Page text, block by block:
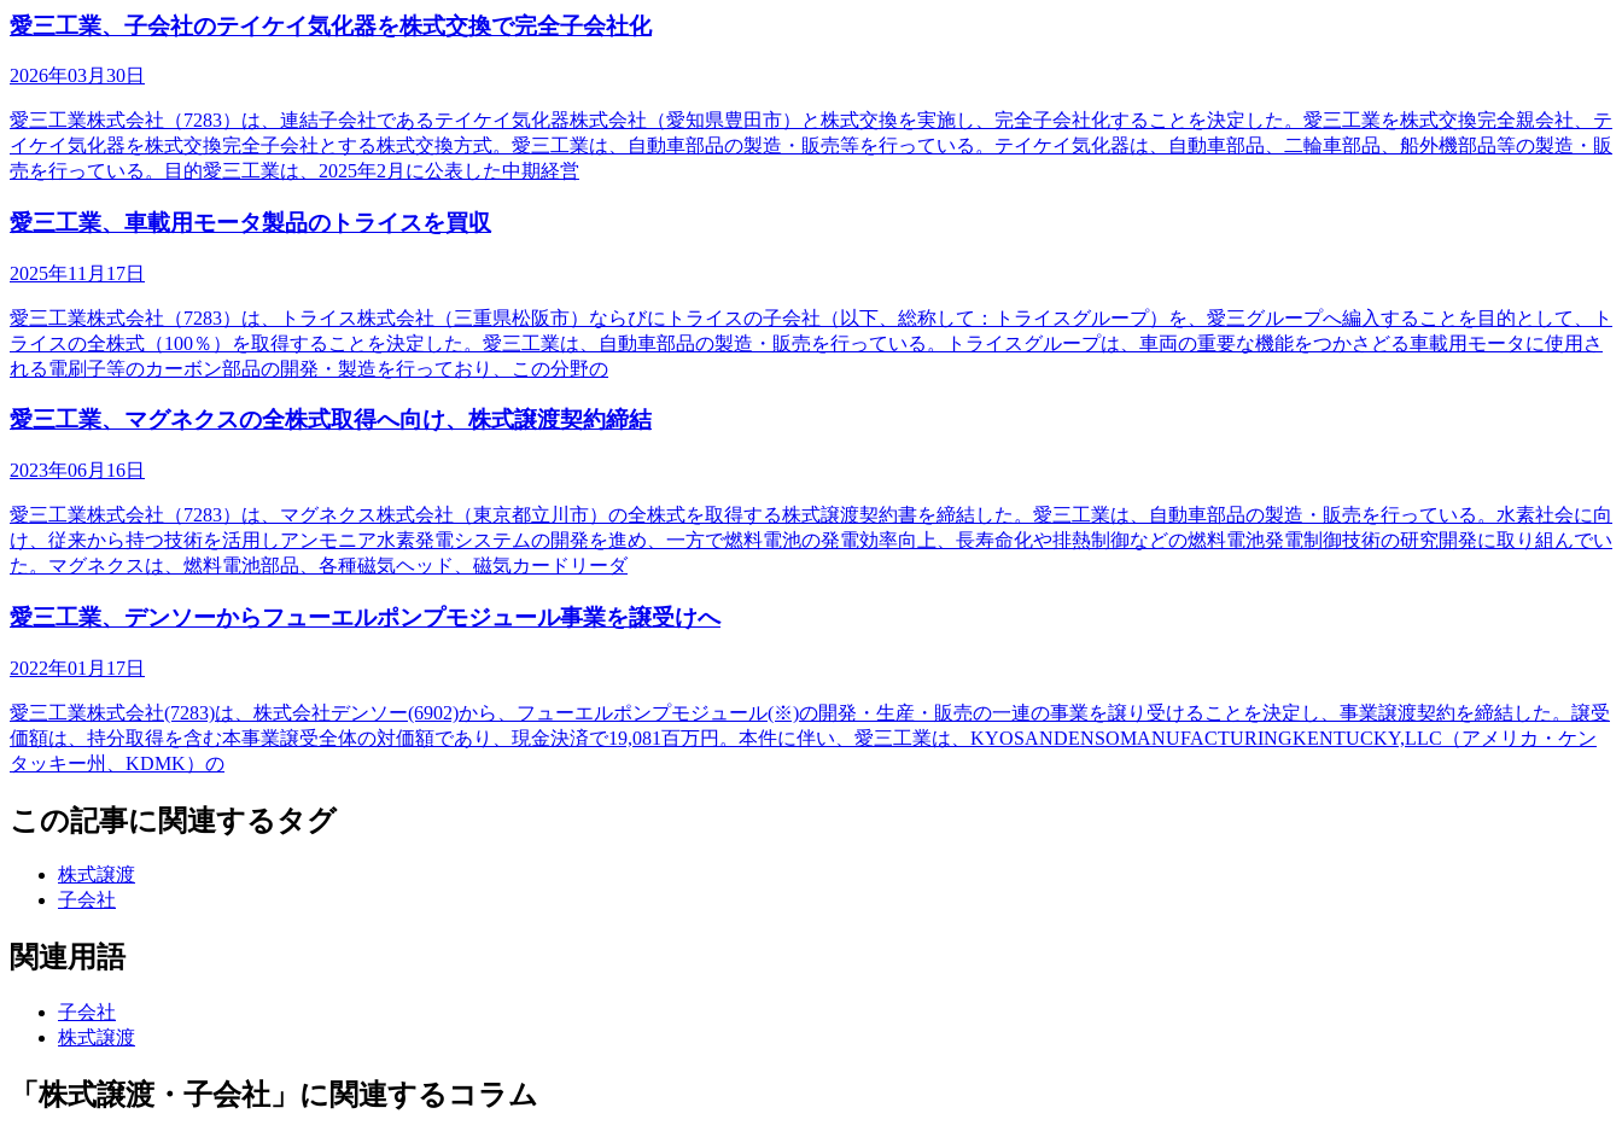
愛三工業、子会社のテイケイ気化器を株式交換で完全子会社化
2026年03月30日
愛三工業株式会社（7283）は、連結子会社であるテイケイ気化器株式会社（愛知県豊田市）と株式交換を実施し、完全子会社化することを決定した。愛三工業を株式交換完全親会社、テ
イケイ気化器を株式交換完全子会社とする株式交換方式。愛三工業は、自動車部品の製造・販売等を行っている。テイケイ気化器は、自動車部品、二輪車部品、船外機部品等の製造・販
売を行っている。目的愛三工業は、2025年2月に公表した中期経営
愛三工業、車載用モータ製品のトライスを買収
2025年11月17日
愛三工業株式会社（7283）は、トライス株式会社（三重県松阪市）ならびにトライスの子会社（以下、総称して：トライスグループ）を、愛三グループへ編入することを目的として、ト
ライスの全株式（100％）を取得することを決定した。愛三工業は、自動車部品の製造・販売を行っている。トライスグループは、車両の重要な機能をつかさどる車載用モータに使用さ
れる電刷子等のカーボン部品の開発・製造を行っており、この分野の
愛三工業、マグネクスの全株式取得へ向け、株式譲渡契約締結
2023年06月16日
愛三工業株式会社（7283）は、マグネクス株式会社（東京都立川市）の全株式を取得する株式譲渡契約書を締結した。愛三工業は、自動車部品の製造・販売を行っている。水素社会に向
け、従来から持つ技術を活用しアンモニア水素発電システムの開発を進め、一方で燃料電池の発電効率向上、長寿命化や排熱制御などの燃料電池発電制御技術の研究開発に取り組んでい
た。マグネクスは、燃料電池部品、各種磁気ヘッド、磁気カードリーダ
愛三工業、デンソーからフューエルポンプモジュール事業を譲受けへ
2022年01月17日
愛三工業株式会社(7283)は、株式会社デンソー(6902)から、フューエルポンプモジュール(※)の開発・生産・販売の一連の事業を譲り受けることを決定し、事業譲渡契約を締結した。譲受
価額は、持分取得を含む本事業譲受全体の対価額であり、現金決済で19,081百万円。本件に伴い、愛三工業は、KYOSANDENSOMANUFACTURINGKENTUCKY,LLC（アメリカ・ケン
タッキー州、KDMK）の
この記事に関連するタグ
株式譲渡
子会社
関連用語
子会社
株式譲渡
「株式譲渡・子会社」に関連するコラム